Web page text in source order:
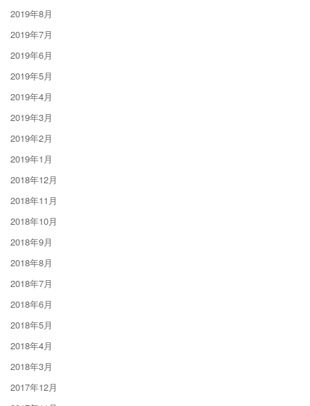
2019年8月
2019年7月
2019年6月
2019年5月
2019年4月
2019年3月
2019年2月
2019年1月
2018年12月
2018年11月
2018年10月
2018年9月
2018年8月
2018年7月
2018年6月
2018年5月
2018年4月
2018年3月
2017年12月